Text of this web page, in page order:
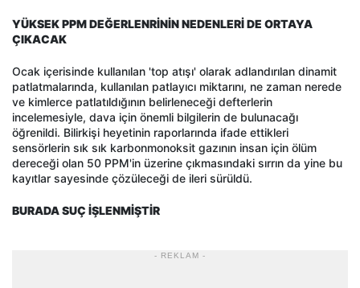
YÜKSEK PPM DEĞERLENRİNİN NEDENLERİ DE ORTAYA
ÇIKACAK
Ocak içerisinde kullanılan 'top atışı' olarak adlandırılan dinamit
patlatmalarında, kullanılan patlayıcı miktarını, ne zaman nerede
ve kimlerce patlatıldığının belirleneceği defterlerin
incelemesiyle, dava için önemli bilgilerin de bulunacağı
öğrenildi. Bilirkişi heyetinin raporlarında ifade ettikleri
sensörlerin sık sık karbonmonoksit gazının insan için ölüm
dereceği olan 50 PPM'in üzerine çıkmasındaki sırrın da yine bu
kayıtlar sayesinde çözüleceği de ileri sürüldü.
BURADA SUÇ İŞLENMİŞTİR
- REKLAM -